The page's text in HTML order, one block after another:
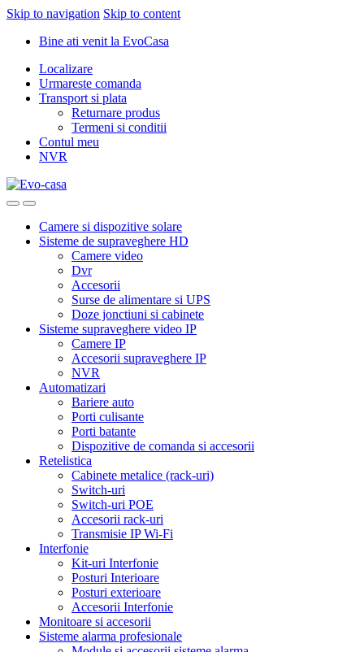
Skip to navigation Skip to content
Bine ati venit la EvoCasa
Localizare
Urmareste comanda
Transport si plata
Returnare produs
Termeni si conditii
Contul meu
NVR
Camere si dispozitive solare
Sisteme de supraveghere HD
Camere video
Dvr
Accesorii
Surse de alimentare si UPS
Doze jonctiuni si cabinete
Sisteme supraveghere video IP
Camere IP
Accesorii supraveghere IP
NVR
Automatizari
Bariere auto
Porti culisante
Porti batante
Dispozitive de comanda si accesorii
Retelistica
Cabinete metalice (rack-uri)
Switch-uri
Switch-uri POE
Accesorii rack-uri
Transmisie IP Wi-Fi
Interfonie
Kit-uri Interfonie
Posturi Interioare
Posturi exterioare
Accesorii Interfonie
Monitoare si accesorii
Sisteme alarma profesionale